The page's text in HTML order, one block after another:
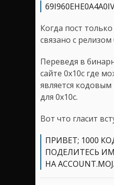
Когда пост
связано с
Переведя в
сайте 0x10c где
является
для 0x10c.
Вот что гласит
ПРИВЕТ; 1000
ПОДЕЛИТЕСЬ
НА